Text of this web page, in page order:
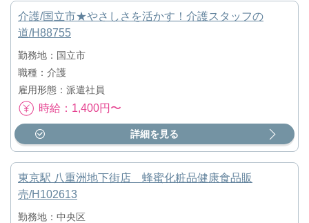
介護/国立市★やさしさを活かす！介護スタッフの
道/H88755
勤務地：国立市
職種：介護
雇用形態：派遣社員
時給：1,400円〜
詳細を見る
東京駅 八重洲地下街店 蜂蜜化粧品健康食品販
売/H102613
勤務地：中央区